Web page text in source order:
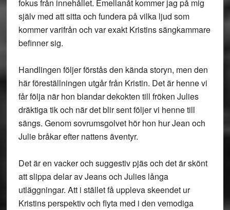
fokus från innehållet. Emellanåt kommer jag på mig
själv med att sitta och fundera på vilka ljud som
kommer varifrån och var exakt Kristins sängkammare
befinner sig.
Handlingen följer förstås den kända storyn, men den
här föreställningen utgår från Kristin. Det är henne vi
får följa när hon blandar dekokten till fröken Julies
dräktiga tik och när det blir sent följer vi henne till
sängs. Genom sovrumsgolvet hör hon hur Jean och
Julie bråkar efter nattens äventyr.
Det är en vacker och suggestiv pjäs och det är skönt
att slippa delar av Jeans och Julies långa
utläggningar. Att i stället få uppleva skeendet ur
Kristins perspektiv och flyta med i den vemodiga